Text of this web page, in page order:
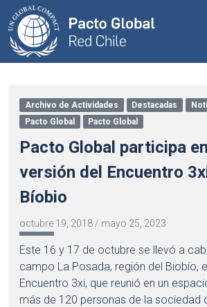
Archivo de Actividades Destacadas
Pacto Global
Pacto Global
Pacto Global participa
versión del Encuentro
Bíobio
octubre 19, 2018 / mayo 25, 2023
Este 16 y 17 de octubre se llevó a
campo La Posada, región del Biobío,
Encuentro 3xi, que reunió en un
más de 120 personas de la sociedad